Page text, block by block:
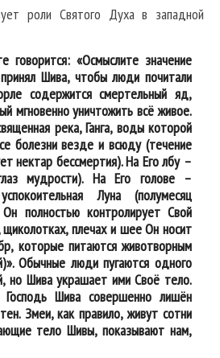
роли Святого Духа в западной
говорится: «Осмыслите значение
Шива, чтобы люди почитали
содержится смертельный яд,
мгновенно уничтожить всё живое.
река, Ганга, воды которой
болезни везде и всюду (течение
нектар бессмертия). На Его лбу –
мудрости). На Его голове –
Луна (полумесяц
полностью контролирует Свой
щиколотках, плечах и шее Он носит
которые питаются животворным
Обычные люди пугаются одного
но Шива украшает ими Своё тело.
Шива совершенно лишён
Змеи, как правило, живут сотни
тело Шивы, показывают нам,